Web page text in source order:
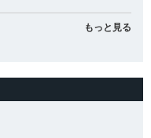
もっと見る